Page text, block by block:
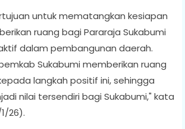
untuk mematangkan kesiapan
ruang bagi Pararaja Sukabumi
dalam pembangunan daerah.
Sukabumi memberikan ruang
langkah positif ini, sehingga
nilai tersendiri bagi Sukabumi," kata
26).